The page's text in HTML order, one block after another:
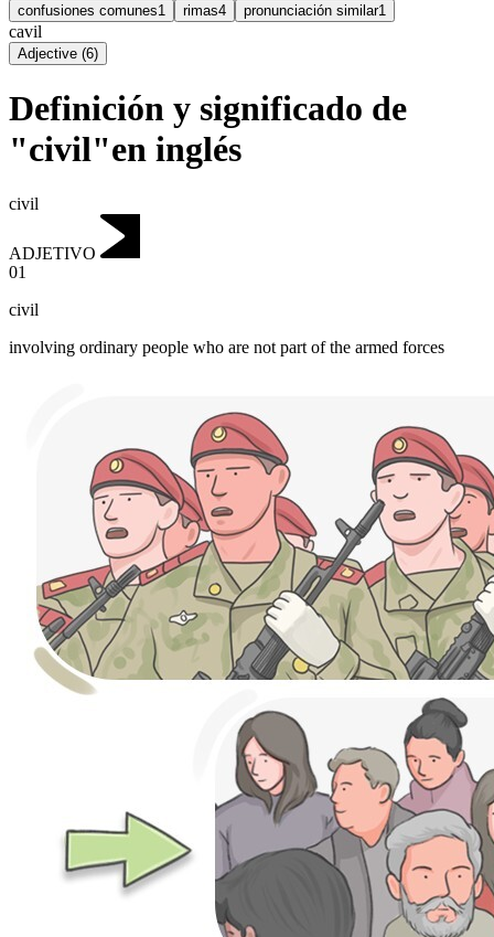
confusiones comunes1 rimas4 pronunciación similar1
cavil
Adjective (6)
Definición y significado de
"civil"en inglés
civil
ADJETIVO
01
civil
involving ordinary people who are not part of the armed forces